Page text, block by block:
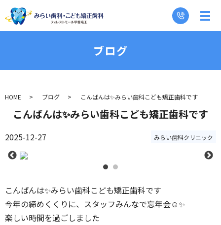
ブログ
HOME ブログ こんばんは✨️みらい歯科こども矯正歯科です
こんばんは✨️みらい歯科こども矯正歯科です
2025-12-27 みらい歯科クリニック
こんばんは✨️みらい歯科こども矯正歯科です
今年の締めくくりに、スタッフみんなで忘年会☺️✨
楽しい時間を過ごしました